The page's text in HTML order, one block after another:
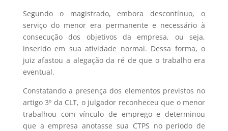
Segundo o magistrado, embora descontínuo, o
serviço do menor era permanente e necessário à
consecução dos objetivos da empresa, ou seja,
inserido em sua atividade normal. Dessa forma, o
juiz afastou a alegação da ré de que o trabalho era
eventual.
Constatando a presença dos elementos previstos no
artigo 3º da CLT, o julgador reconheceu que o menor
trabalhou com vínculo de emprego e determinou
que a empresa anotasse sua CTPS no período de